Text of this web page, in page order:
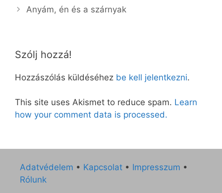
Anyám, én és a szárnyak
Szólj hozzá!
Hozzászólás küldéséhez be kell jelentkezni.
This site uses Akismet to reduce spam. Learn
how your comment data is processed.
Adatvédelem • Kapcsolat • Impresszum •
Rólunk